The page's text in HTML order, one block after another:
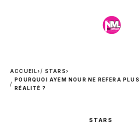
ACCUEIL› STARS›
POURQUOI AYEM NOUR NE REFERA
RÉALITÉ ?
STARS